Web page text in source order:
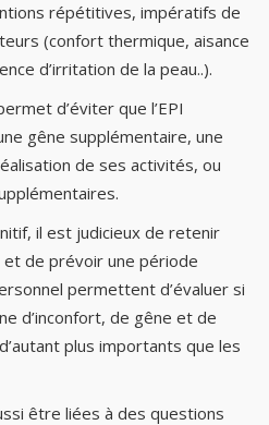
répétitives, impératifs de
(confort thermique, aisance
d’irritation de la peau..).
d’éviter que l’EPI
gêne supplémentaire, une
de ses activités, ou
il est judicieux de retenir
et de prévoir une période
permettent d’évaluer si
d’inconfort, de gêne et de
plus importants que les
être liées à des questions